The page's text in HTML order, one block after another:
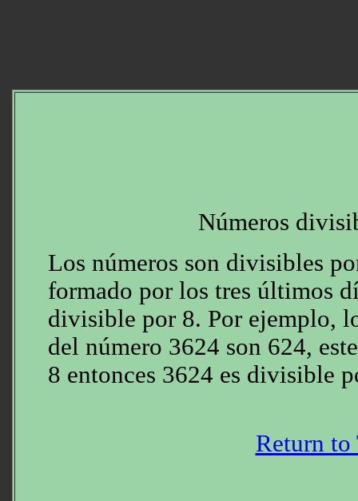
Números
Los números son divisibles
formado por los tres últimos
divisible por 8. Por ejemplo,
del número 3624 son 624,
8 entonces 3624 es divisible
Return to